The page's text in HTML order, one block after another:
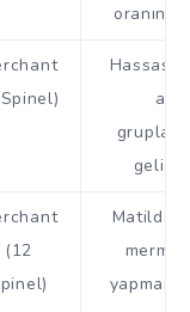
oranını
atış
(12
mermi